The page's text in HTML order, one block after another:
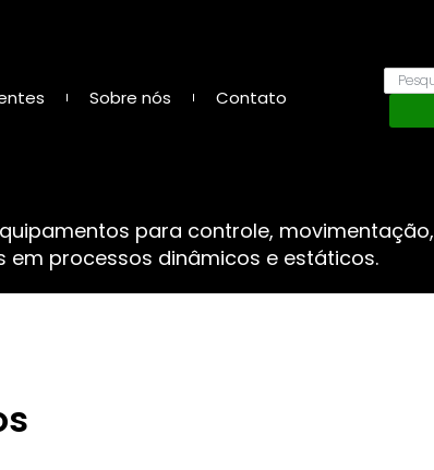
Sobre nós Contato
para controle, movimentação,
processos dinâmicos e estáticos.